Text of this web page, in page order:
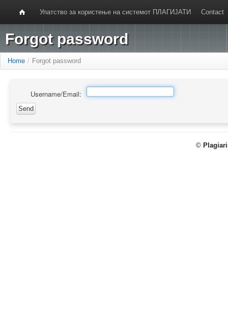
Упатство за користење на системот ПЛАГИЈАТИ Contact
Forgot password
Home / Forgot password
Username/Email:
©